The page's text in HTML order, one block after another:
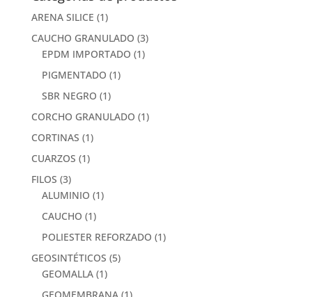
ARENA SILICE (1)
CAUCHO GRANULADO (3)
EPDM IMPORTADO (1)
PIGMENTADO (1)
SBR NEGRO (1)
CORCHO GRANULADO (1)
CORTINAS (1)
CUARZOS (1)
FILOS (3)
ALUMINIO (1)
CAUCHO (1)
POLIESTER REFORZADO (1)
GEOSINTÉTICOS (5)
GEOMALLA (1)
GEOMEMBRANA (1)